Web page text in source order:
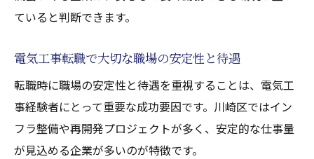
ていると判断できます。
電気工事転職で大切な職場の安定性と待遇
転職時に職場の安定性と待遇を重視することは、電気工
事経験者にとって重要な成功要因です。川崎区ではイン
フラ整備や再開発プロジェクトが多く、安定的な仕事量
が見込める企業が多いのが特徴です。